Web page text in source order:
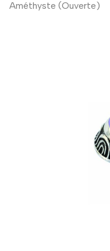
Améthyste (Ouverte)